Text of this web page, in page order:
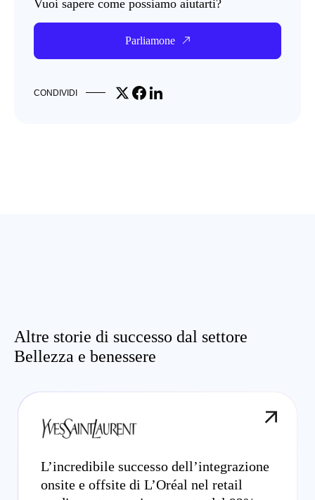
Vuoi sapere come possiamo aiutarti?
Parliamone
CONDIVIDI Share on X
Share on Facebook
Share on LinkedIn
Altre storie di successo dal settore
Bellezza e benessere
L’incredibile successo dell’integrazione
onsite e offsite di L’Oréal nel retail